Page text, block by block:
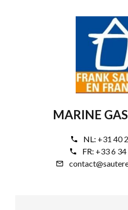
MARINE
NL: +31 40
FR: +33 6